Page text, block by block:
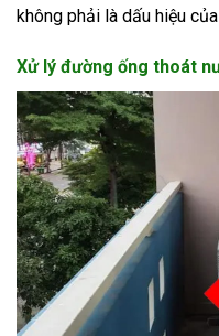
không phải là dấu hiệu
Xử lý đường ống thoát